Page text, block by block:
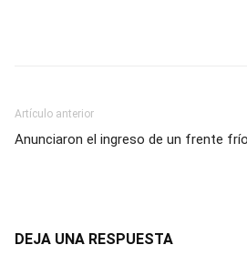
Artículo anterior
Anunciaron el ingreso de un frente frío
DEJA UNA RESPUESTA